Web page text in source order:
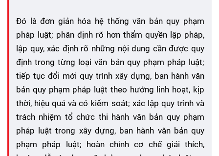
Đó là đơn giản hóa hệ thống văn bản quy phạm
pháp luật; phân định rõ hơn thẩm quyền lập pháp,
lập quy, xác định rõ những nội dung cần được quy
định trong từng loại văn bản quy phạm pháp luật;
tiếp tục đổi mới quy trình xây dựng, ban hành văn
bản quy phạm pháp luật theo hướng linh hoạt, kịp
thời, hiệu quả và có kiểm soát; xác lập quy trình và
trách nhiệm tổ chức thi hành văn bản quy phạm
pháp luật trong xây dựng, ban hành văn bản quy
phạm pháp luật; hoàn chỉnh cơ chế giải thích,